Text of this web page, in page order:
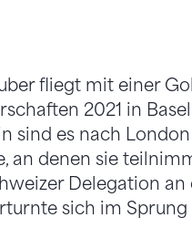
fliegt mit einer
2021 in
sind es nach
an denen sie
Delegation
sich im